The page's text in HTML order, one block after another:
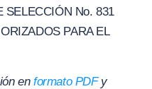
SELECCIÓN No. 831
PARA EL
en formato PDFy